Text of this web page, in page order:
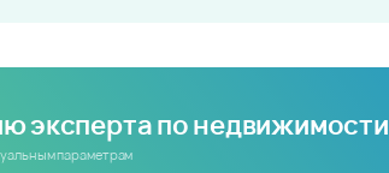
эксперта по недвижимости
параметрам